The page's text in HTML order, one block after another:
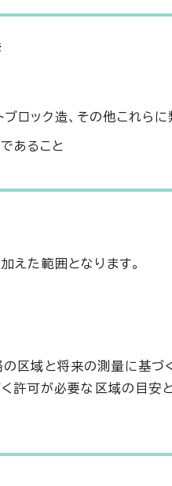
ロック造、その他これら
あること
えた範囲となります。
区域と将来の測量に基づ
許可が必要な区域の目安